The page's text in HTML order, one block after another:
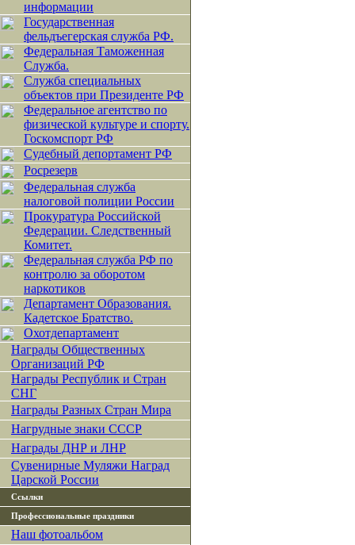
информации
Государственная
фельдъегерская служба РФ.
Федеральная Таможенная
Служба.
Служба специальных
объектов при Президенте РФ
Федеральное агентство по
физической культуре и спорту.
Госкомспорт РФ
Судебный депортамент РФ
Росрезерв
Федеральная служба
налоговой полиции России
Прокуратура Российской
Федерации. Следственный
Комитет.
Федеральная служба РФ по
контролю за оборотом
наркотиков
Департамент Образования.
Кадетское Братство.
Охотдепартамент
Награды Общественных
Организаций РФ
Награды Республик и Стран
СНГ
Награды Разных Стран Мира
Нагрудные знаки СССР
Награды ДНР и ЛНР
Сувенирные Муляжи Наград
Царской России
Ссылки
Профессиональные праздники
Наш фотоальбом